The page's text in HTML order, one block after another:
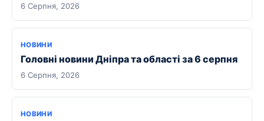
6 Серпня, 2026
НОВИНИ
Головні новини Дніпра та області за 6 серпня
6 Серпня, 2026
НОВИНИ